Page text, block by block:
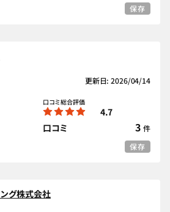
保存
更新日: 2026/04/14
口コミ総合評価
4.7
口コミ
3 件
保存
グ株式会社